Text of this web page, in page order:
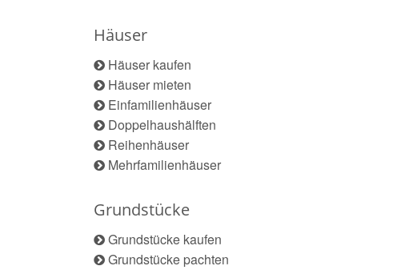
Häuser
Häuser kaufen
Häuser mieten
Einfamilienhäuser
Doppelhaushälften
Reihenhäuser
Mehrfamilienhäuser
Grundstücke
Grundstücke kaufen
Grundstücke pachten